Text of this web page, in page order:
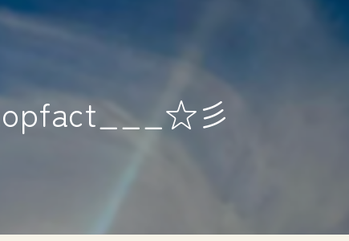
彡